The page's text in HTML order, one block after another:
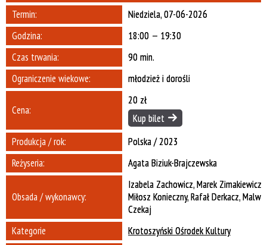
Promowane
Termin:
Niedziela, 07-06-2026
Godzina:
18:00 — 19:30
Czas trwania:
90 min.
Ograniczenie wiekowe:
młodzież i dorośli
Cena:
20 zł
Kup bilet
Produkcja / rok:
Polska / 2023
Reżyseria:
Agata Biziuk-Brajczewska
Obsada / wykonawcy:
Izabela Zachowicz, Marek Zimakiewicz,
Miłosz Konieczny, Rafał Derkacz,
Czekaj
Kategorie
Krotoszyński Ośrodek Kultury